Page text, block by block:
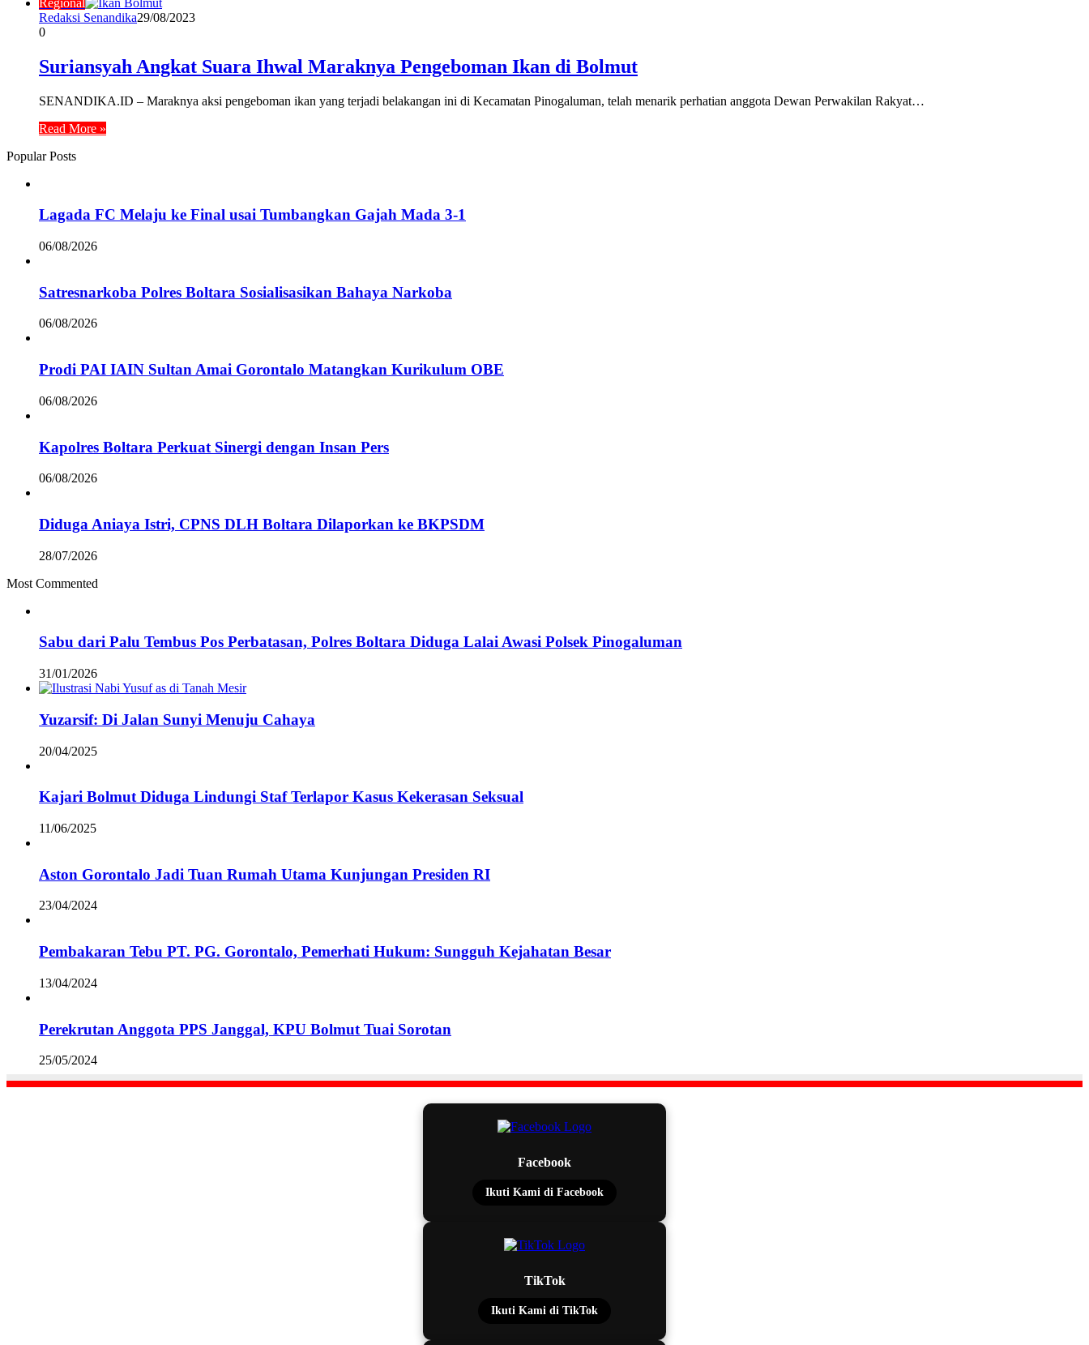
Redaksi Senandika29/08/2023
0
Suriansyah Angkat Suara Ihwal Maraknya Pengeboman Ikan di Bolmut
SENANDIKA.ID – Maraknya aksi pengeboman ikan yang terjadi belakangan ini di Kecamatan Pinogaluman, telah menarik perhatian anggota Dewan Perwakilan Rakyat…
Read More »
Popular Posts
Lagada FC Melaju ke Final usai Tumbangkan Gajah Mada 3-1
06/08/2026
Satresnarkoba Polres Boltara Sosialisasikan Bahaya Narkoba
06/08/2026
Prodi PAI IAIN Sultan Amai Gorontalo Matangkan Kurikulum OBE
06/08/2026
Kapolres Boltara Perkuat Sinergi dengan Insan Pers
06/08/2026
Diduga Aniaya Istri, CPNS DLH Boltara Dilaporkan ke BKPSDM
28/07/2026
Most Commented
Sabu dari Palu Tembus Pos Perbatasan, Polres Boltara Diduga Lalai Awasi Polsek Pinogaluman
31/01/2026
Yuzarsif: Di Jalan Sunyi Menuju Cahaya
20/04/2025
Kajari Bolmut Diduga Lindungi Staf Terlapor Kasus Kekerasan Seksual
11/06/2025
Aston Gorontalo Jadi Tuan Rumah Utama Kunjungan Presiden RI
23/04/2024
Pembakaran Tebu PT. PG. Gorontalo, Pemerhati Hukum: Sungguh Kejahatan Besar
13/04/2024
Perekrutan Anggota PPS Janggal, KPU Bolmut Tuai Sorotan
25/05/2024
Facebook
Ikuti Kami di Facebook
TikTok
Ikuti Kami di TikTok